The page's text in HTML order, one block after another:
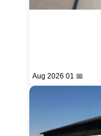
📅 01 Aug 2026